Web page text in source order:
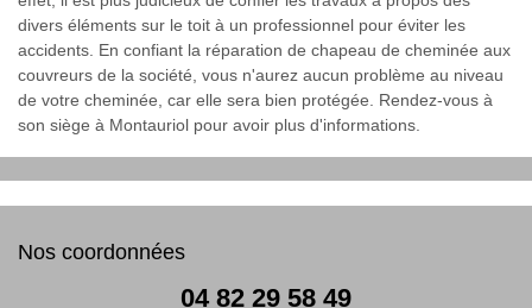
divers éléments sur le toit à un professionnel pour éviter les
accidents. En confiant la réparation de chapeau de cheminée aux
couvreurs de la société, vous n'aurez aucun problème au niveau
de votre cheminée, car elle sera bien protégée. Rendez-vous à
son siège à Montauriol pour avoir plus d'informations.
Nos coordonnées
04 82 29 58 49